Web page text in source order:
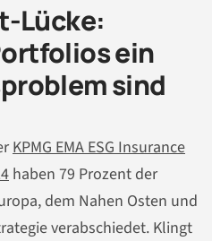
Lücke:
ein
sind
KPMG EMA ESG Insurance
haben 79 Prozent der
dem Nahen Osten und
verabschiedet. Klingt